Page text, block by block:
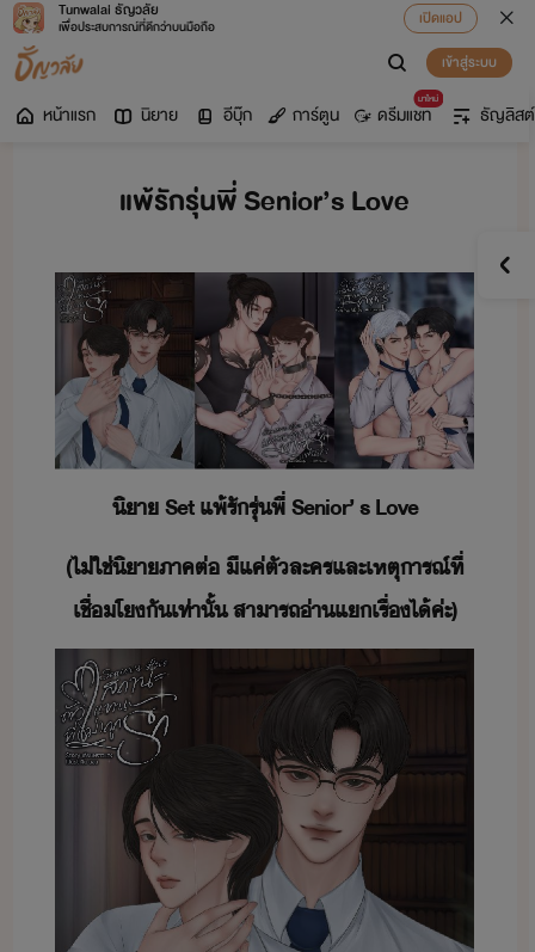
Tunwalai ธัญวลัย
เพื่อประสบการณ์ที่ดีกว่าบนมือถือ
เปิดแอป
เข้าสู่ระบบ
หน้าแรก นิยาย อีบุ๊ก การ์ตูน
มาใหม่
ดรีมแชท ธัญลิสต์
แพ้รักรุ่นพี่ Senior’s Love
ิา​ ​Set​ ​แพ้​รั​รุ่พี่​ ​Senior​’​ ​s​ ​Love
(​ไ่ใช่​ิา​ภาค​ต่​ ​ี​แค่​ตัละคร​และ​เหตุารณ์​ที่​
เชื่โ​ั​เท่าั้​ ​สาารถ​่า​แ​เรื่​ไ้​ค่ะ​)